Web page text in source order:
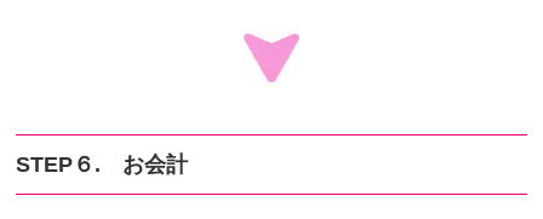
STEP６. お会計